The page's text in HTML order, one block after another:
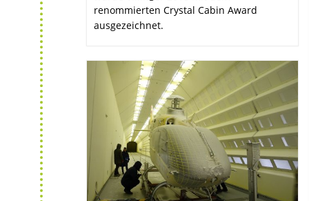
renommierten Crystal Cabin Award
ausgezeichnet.